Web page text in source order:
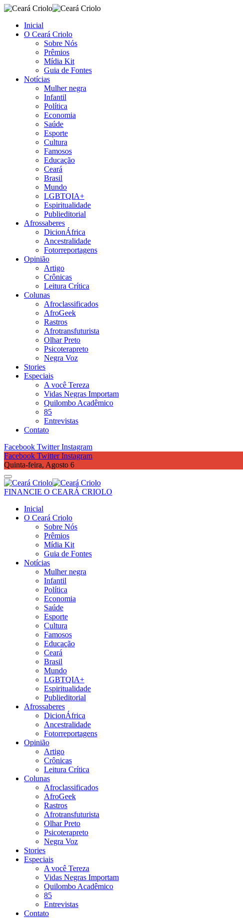
Inicial
O Ceará Criolo
Sobre Nós
Prêmios
Mídia Kit
Guia de Fontes
Notícias
Mulher negra
Infantil
Política
Economia
Saúde
Esporte
Cultura
Famosos
Educação
Ceará
Brasil
Mundo
LGBTQIA+
Espiritualidade
Publieditorial
Afrossaberes
DicionÁfrica
Ancestralidade
Fotorreportagens
Opinião
Artigo
Crônicas
Leitura Crítica
Colunas
Afroclassificados
AfroGeek
Rastros
Afrotransfuturista
Olhar Preto
Psicoterapreto
Negra Voz
Stories
Especiais
A você Tereza
Vidas Negras Importam
Quilombo Acadêmico
85
Entrevistas
Contato
Facebook Twitter Instagram
Facebook Twitter Instagram
Quinta-feira, Agosto 6
FINANCIE O CEARÁ CRIOLO
Inicial
O Ceará Criolo
Sobre Nós
Prêmios
Mídia Kit
Guia de Fontes
Notícias
Mulher negra
Infantil
Política
Economia
Saúde
Esporte
Cultura
Famosos
Educação
Ceará
Brasil
Mundo
LGBTQIA+
Espiritualidade
Publieditorial
Afrossaberes
DicionÁfrica
Ancestralidade
Fotorreportagens
Opinião
Artigo
Crônicas
Leitura Crítica
Colunas
Afroclassificados
AfroGeek
Rastros
Afrotransfuturista
Olhar Preto
Psicoterapreto
Negra Voz
Stories
Especiais
A você Tereza
Vidas Negras Importam
Quilombo Acadêmico
85
Entrevistas
Contato